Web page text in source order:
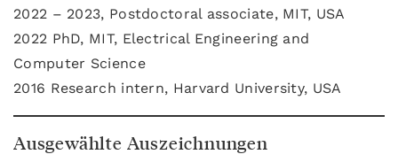
2022 – 2023, Postdoctoral associate, MIT, USA
2022 PhD, MIT, Electrical Engineering and
Computer Science
2016 Research intern, Harvard University, USA
Ausgewählte Auszeichnungen